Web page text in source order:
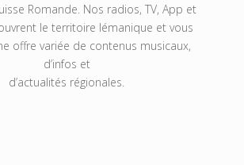
Romande. Nos radios, TV, App et
le territoire lémanique et vous
offre variée de contenus musicaux,
d’infos et
d’actualités régionales.